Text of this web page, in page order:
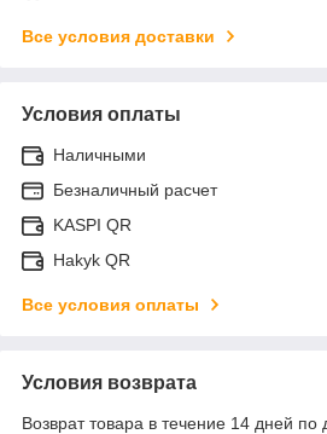
Все условия доставки
Условия оплаты
Наличными
Безналичный расчет
KASPI QR
Hakyk QR
Все условия оплаты
Условия возврата
Возврат товара в течение 14 дней по